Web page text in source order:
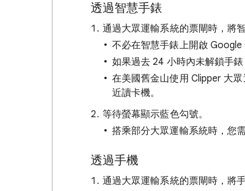
透過智慧手錶
通過大眾運輸系統的票閘時，將
不必在智慧手錶上開啟 Google
如果過去 24 小時內未解鎖手
在美國舊金山使用 Clipper 大
近讀卡機。
等待螢幕顯示藍色勾號。
搭乘部分大眾運輸系統時，您
透過手機
通過大眾運輸系統的票閘時，將